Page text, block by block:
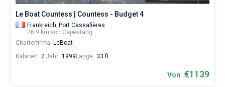
Le Boat Countess | Countess - Budget 4
Frankreich, Port Cassafières
26.9 km von Capestang
Charterfirma: LeBoat
Kabinen: 2Jahr: 1999 Länge: 33 ft
Von €1139